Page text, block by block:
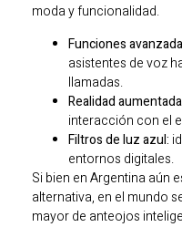
moda y funcionalidad.
Funciones
asistentes de voz
llamadas.
Realidad
interacción con el
Filtros de luz azul:
entornos digitales.
Si bien en Argentina aún
alternativa, en el mundo
mayor de anteojos